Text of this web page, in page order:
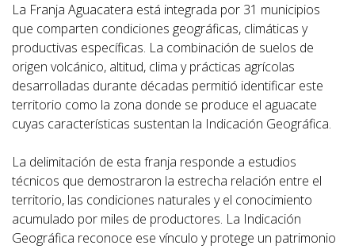
La Franja Aguacatera está integrada por 31 municipios
que comparten condiciones geográficas, climáticas y
productivas específicas. La combinación de suelos de
origen volcánico, altitud, clima y prácticas agrícolas
desarrolladas durante décadas permitió identificar este
territorio como la zona donde se produce el aguacate
cuyas características sustentan la Indicación Geográfica.
La delimitación de esta franja responde a estudios
técnicos que demostraron la estrecha relación entre el
territorio, las condiciones naturales y el conocimiento
acumulado por miles de productores. La Indicación
Geográfica reconoce ese vínculo y protege un patrimonio